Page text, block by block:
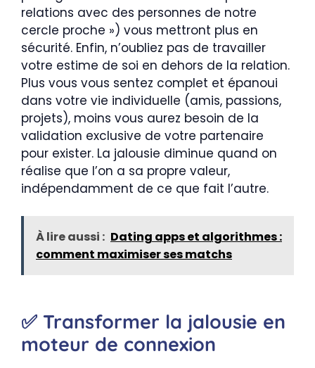
relations avec des personnes de notre
cercle proche ») vous mettront plus en
sécurité. Enfin, n’oubliez pas de travailler
votre estime de soi en dehors de la relation.
Plus vous vous sentez complet et épanoui
dans votre vie individuelle (amis, passions,
projets), moins vous aurez besoin de la
validation exclusive de votre partenaire
pour exister. La jalousie diminue quand on
réalise que l’on a sa propre valeur,
indépendamment de ce que fait l’autre.
À lire aussi : Dating apps et algorithmes :
comment maximiser ses matchs
✅ Transformer la jalousie en
moteur de connexion